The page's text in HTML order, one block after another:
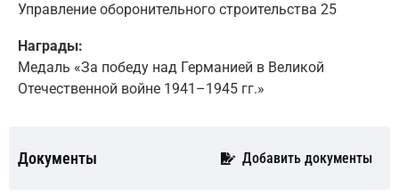
Управление оборонительного строительства 25
Награды:
Медаль «За победу над Германией в Великой
Отечественной войне 1941–1945 гг.»
Документы Добавить документы